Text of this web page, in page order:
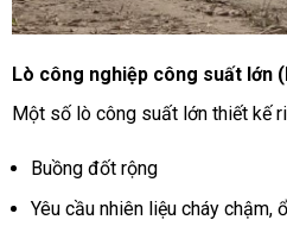
Lò công nghiệp công suất lớn
Một số lò công suất lớn thiết kế
Buồng đốt rộng
Yêu cầu nhiên liệu cháy chậm,